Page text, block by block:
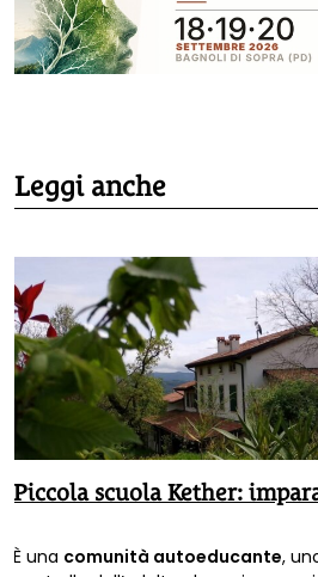
Leggi anche
Piccola scuola Kether:
È una comunità autoeducante,